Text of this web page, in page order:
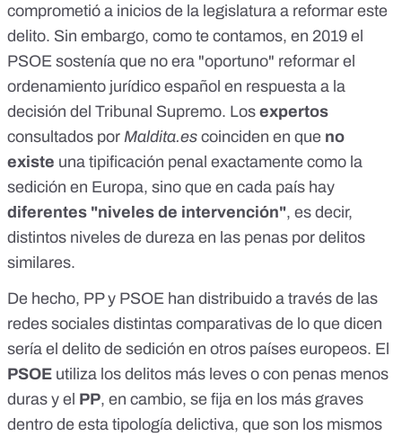
comprometió a inicios de la legislatura a reformar este
delito. Sin embargo, como te contamos, en 2019 el
PSOE sostenía que no era "oportuno" reformar el
ordenamiento jurídico español en respuesta a la
decisión del Tribunal Supremo. Los expertos
consultados por Maldita.es coinciden en que no
existe una tipificación penal exactamente como la
sedición en Europa, sino que en cada país hay
diferentes "niveles de intervención", es decir,
distintos niveles de dureza en las penas por delitos
similares.
De hecho, PP y PSOE han distribuido a través de las
redes sociales distintas comparativas de lo que dicen
sería el delito de sedición en otros países europeos. El
PSOE utiliza los delitos más leves o con penas menos
duras y el PP, en cambio, se fija en los más graves
dentro de esta tipología delictiva, que son los mismos